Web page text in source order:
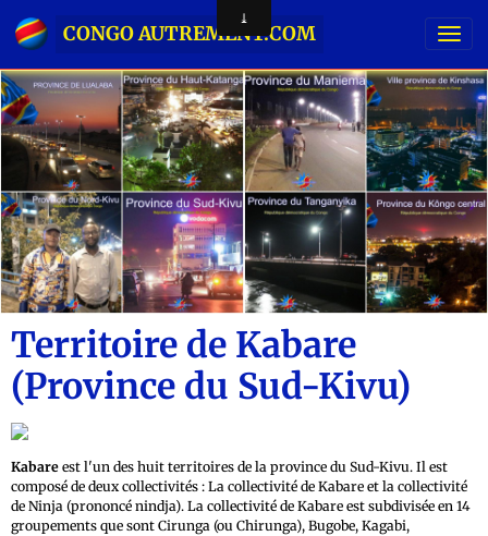
CONGO AUTREMENT.COM
Territoire de Kabare
(Province du Sud-Kivu)
Kabare est l'un des huit territoires de la province du Sud-Kivu. Il est
composé de deux collectivités : La collectivité de Kabare et la collectivité
de Ninja (prononcé nindja). La collectivité de Kabare est subdivisée en 14
groupements que sont Cirunga (ou Chirunga), Bugobe, Kagabi,